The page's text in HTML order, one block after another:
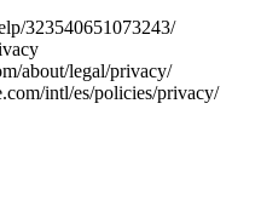
323540651073243/
about/legal/privacy/
intl/es/policies/privacy/